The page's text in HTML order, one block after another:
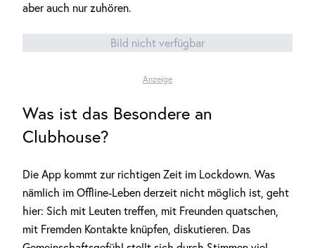
aber auch nur zuhören.
Bild nicht verfügbar
Anzeige
Was ist das Besondere an
Clubhouse?
Die App kommt zur richtigen Zeit im Lockdown. Was
nämlich im Offline-Leben derzeit nicht möglich ist, geht
hier: Sich mit Leuten treffen, mit Freunden quatschen,
mit Fremden Kontakte knüpfen, diskutieren. Das